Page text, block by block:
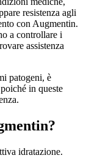
resistenza agli
con Augmentin.
a controllare i
assistenza
patogeni, è
in queste
idratazione.